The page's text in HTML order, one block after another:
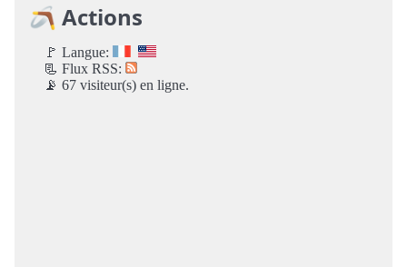
🪃 Actions
🚩 Langue:
📃 Flux RSS:
📡 67 visiteur(s) en ligne.